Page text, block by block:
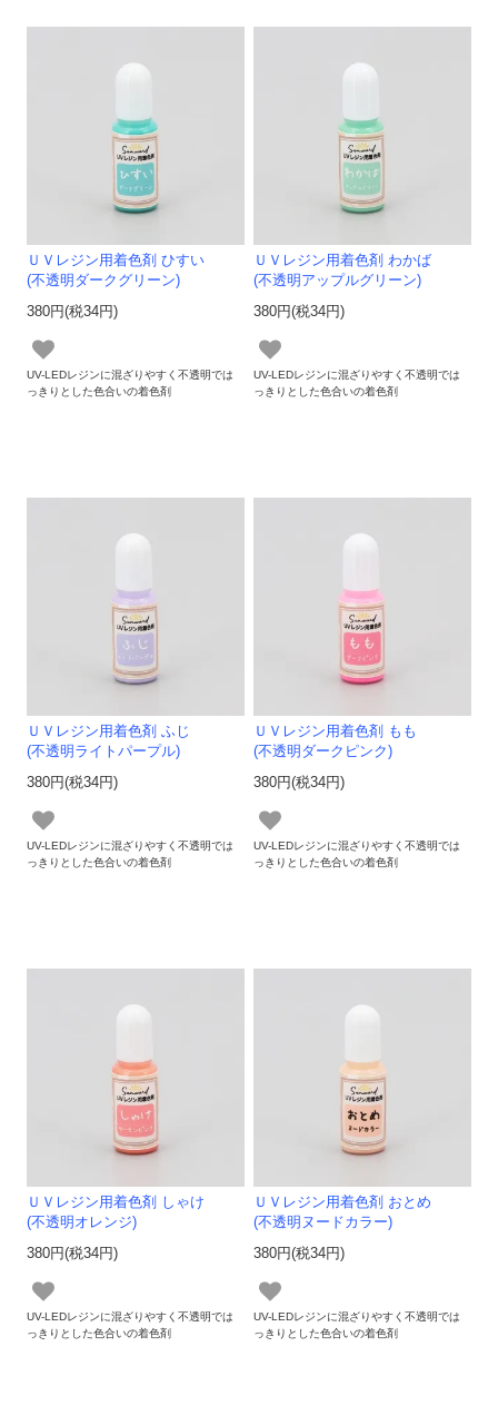
ＵＶレジン用着色剤 ひすい
(不透明ダークグリーン)
380円(税34円)
UV-LEDレジンに混ざりやすく不透明では
っきりとした色合いの着色剤
ＵＶレジン用着色剤 わかば
(不透明アップルグリーン)
380円(税34円)
UV-LEDレジンに混ざりやすく不透明では
っきりとした色合いの着色剤
ＵＶレジン用着色剤 ふじ
(不透明ライトパープル)
380円(税34円)
UV-LEDレジンに混ざりやすく不透明では
っきりとした色合いの着色剤
ＵＶレジン用着色剤 もも
(不透明ダークピンク)
380円(税34円)
UV-LEDレジンに混ざりやすく不透明では
っきりとした色合いの着色剤
ＵＶレジン用着色剤 しゃけ
(不透明オレンジ)
380円(税34円)
UV-LEDレジンに混ざりやすく不透明では
っきりとした色合いの着色剤
ＵＶレジン用着色剤 おとめ
(不透明ヌードカラー)
380円(税34円)
UV-LEDレジンに混ざりやすく不透明では
っきりとした色合いの着色剤